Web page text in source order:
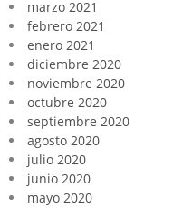
marzo 2021
febrero 2021
enero 2021
diciembre 2020
noviembre 2020
octubre 2020
septiembre 2020
agosto 2020
julio 2020
junio 2020
mayo 2020